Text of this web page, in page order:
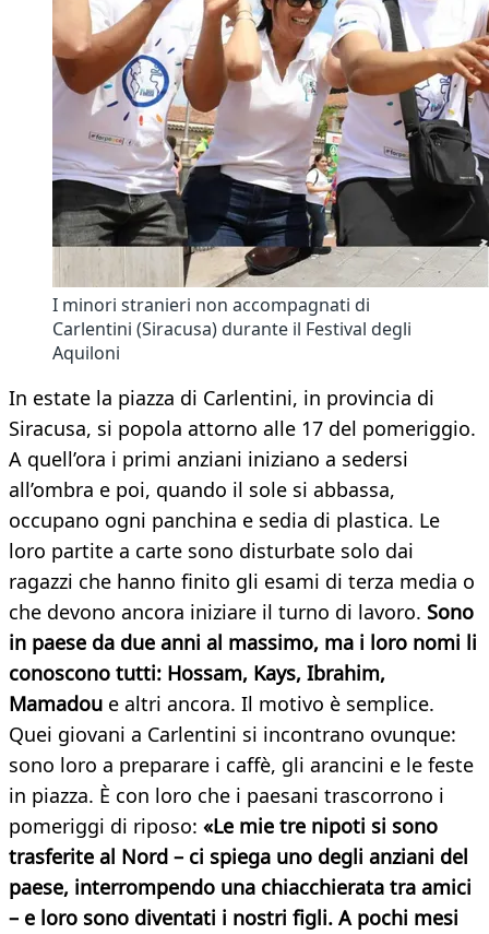
I minori stranieri non accompagnati di
Carlentini (Siracusa) durante il Festival degli
Aquiloni
In estate la piazza di Carlentini, in provincia di
Siracusa, si popola attorno alle 17 del pomeriggio.
A quell’ora i primi anziani iniziano a sedersi
all’ombra e poi, quando il sole si abbassa,
occupano ogni panchina e sedia di plastica. Le
loro partite a carte sono disturbate solo dai
ragazzi che hanno finito gli esami di terza media o
che devono ancora iniziare il turno di lavoro. Sono
in paese da due anni al massimo, ma i loro nomi li
conoscono tutti: Hossam, Kays, Ibrahim,
Mamadou e altri ancora. Il motivo è semplice.
Quei giovani a Carlentini si incontrano ovunque:
sono loro a preparare i caffè, gli arancini e le feste
in piazza. È con loro che i paesani trascorrono i
pomeriggi di riposo: «Le mie tre nipoti si sono
trasferite al Nord – ci spiega uno degli anziani del
paese, interrompendo una chiacchierata tra amici
– e loro sono diventati i nostri figli. A pochi mesi